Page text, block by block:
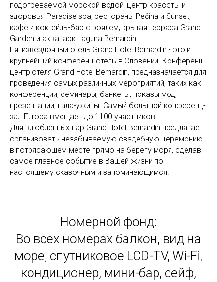
подогреваемой морской водой, центр красоты и
здоровья Paradise spa, рестораны Pečina и Sunset,
кафе и коктейль-бар с роялем, крытая терраса Grand
Garden и аквапарк Laguna Bernardin.
Пятизвездочный отель Grand Hotel Bernardin - это и
крупнейший конференц-отель в Словении. Конференц-
центр отеля Grand Hotel Bernardin, предназначается для
проведения самых различных мероприятий, таких как
конференции, семинары, банкеты, показы мод,
презентации, гала-ужины. Самый большой конференц-
зал Europa вмещает до 1100 участников.
Для влюбленных пар Grand Hotel Bernardin предлагает
организовать незабываемую свадебную церемонию
в потрясающем месте прямо на берегу моря, сделав
самое главное событие в Вашей жизни по
настоящему сказочным и запоминающимся.
Номерной фонд:
Во всех номерах балкон, вид на
море, спутниковое LCD-TV, Wi-Fi,
кондиционер, мини-бар, сейф,